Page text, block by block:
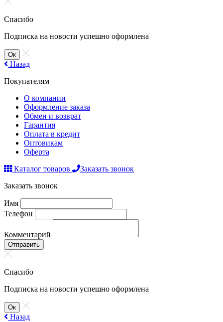
Спасибо
Подписка на новости успешно оформлена
Ок
Назад
Покупателям
О компании
Оформление заказа
Обмен и возврат
Гарантия
Оплата в кредит
Оптовикам
Оферта
Каталог товаров
Заказать звонок
Заказать звонок
Имя
Телефон
Комментарий
Отправить
Спасибо
Подписка на новости успешно оформлена
Ок
Назад